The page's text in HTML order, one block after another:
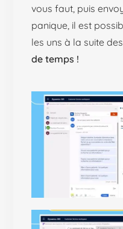
vous faut, puis
panique, il est
les uns à la suite
de temps !